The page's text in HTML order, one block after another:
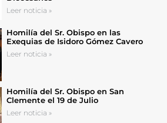
Leer noticia »
Homilía del Sr. Obispo en las
Exequias de Isidoro Gómez Cavero
Leer noticia »
Homilía del Sr. Obispo en San
Clemente el 19 de Julio
Leer noticia »